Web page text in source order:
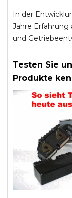
In der
Jahre
und
Testen Sie
Produkte